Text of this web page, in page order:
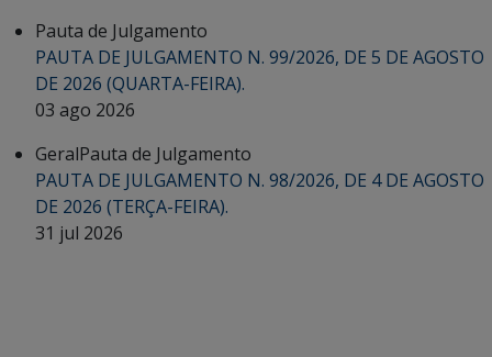
Pauta de Julgamento
PAUTA DE JULGAMENTO N. 99/2026, DE 5 DE AGOSTO
DE 2026 (QUARTA-FEIRA).
03 ago 2026
GeralPauta de Julgamento
PAUTA DE JULGAMENTO N. 98/2026, DE 4 DE AGOSTO
DE 2026 (TERÇA-FEIRA).
31 jul 2026